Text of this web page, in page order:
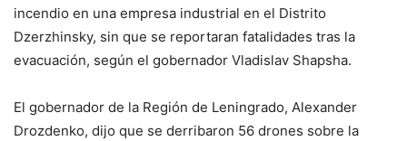
incendio en una empresa industrial en el Distrito
Dzerzhinsky, sin que se reportaran fatalidades tras la
evacuación, según el gobernador Vladislav Shapsha.
El gobernador de la Región de Leningrado, Alexander
Drozdenko, dijo que se derribaron 56 drones sobre la